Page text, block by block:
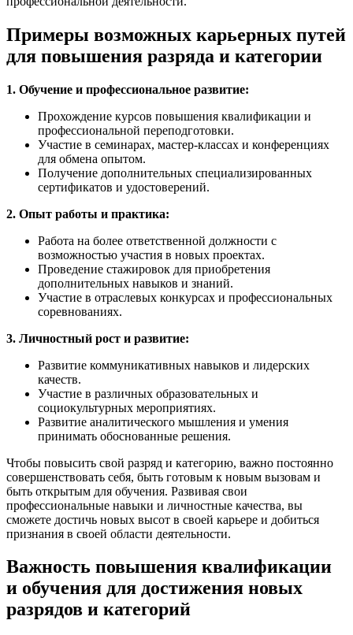
Примеры возможных карьерных путей
для повышения разряда и категории
1. Обучение и профессиональное развитие:
Прохождение курсов повышения квалификации и
профессиональной переподготовки.
Участие в семинарах, мастер-классах и конференциях
для обмена опытом.
Получение дополнительных специализированных
сертификатов и удостоверений.
2. Опыт работы и практика:
Работа на более ответственной должности с
возможностью участия в новых проектах.
Проведение стажировок для приобретения
дополнительных навыков и знаний.
Участие в отраслевых конкурсах и профессиональных
соревнованиях.
3. Личностный рост и развитие:
Развитие коммуникативных навыков и лидерских
качеств.
Участие в различных образовательных и
социокультурных мероприятиях.
Развитие аналитического мышления и умения
принимать обоснованные решения.
Чтобы повысить свой разряд и категорию, важно постоянно
совершенствовать себя, быть готовым к новым вызовам и
быть открытым для обучения. Развивая свои
профессиональные навыки и личностные качества, вы
сможете достичь новых высот в своей карьере и добиться
признания в своей области деятельности.
Важность повышения квалификации
и обучения для достижения новых
разрядов и категорий